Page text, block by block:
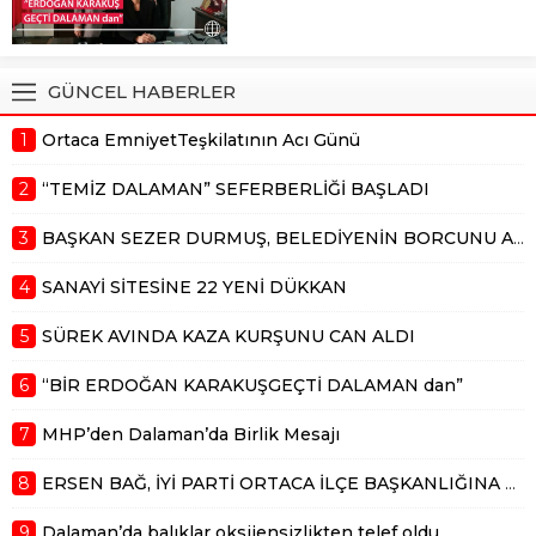
GÜNCEL HABERLER
1 Ortaca EmniyetTeşkilatının Acı Günü
2 “TEMİZ DALAMAN” SEFERBERLİĞİ BAŞLADI
3 BAŞKAN SEZER DURMUŞ, BELEDİYENİN BORCUNU AÇIKLADI
4 SANAYİ SİTESİNE 22 YENİ DÜKKAN
5 SÜREK AVINDA KAZA KURŞUNU CAN ALDI
6 “BİR ERDOĞAN KARAKUŞGEÇTİ DALAMAN dan”
7 MHP’den Dalaman’da Birlik Mesajı
8 ERSEN BAĞ, İYİ PARTİ ORTACA İLÇE BAŞKANLIĞINA ADAY